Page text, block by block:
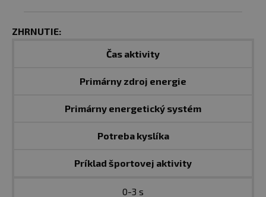
ZHRNUTIE:
Čas aktivity
Primárny zdroj energie
Primárny energetický systém
Potreba kyslíka
Príklad športovej aktivity
0-3 s